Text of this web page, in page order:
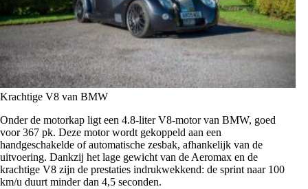
Krachtige V8 van BMW
Onder de motorkap ligt een 4.8-liter V8-motor van BMW, goed
voor 367 pk. Deze motor wordt gekoppeld aan een
handgeschakelde of automatische zesbak, afhankelijk van de
uitvoering. Dankzij het lage gewicht van de Aeromax en de
krachtige V8 zijn de prestaties indrukwekkend: de sprint naar 100
km/u duurt minder dan 4,5 seconden.